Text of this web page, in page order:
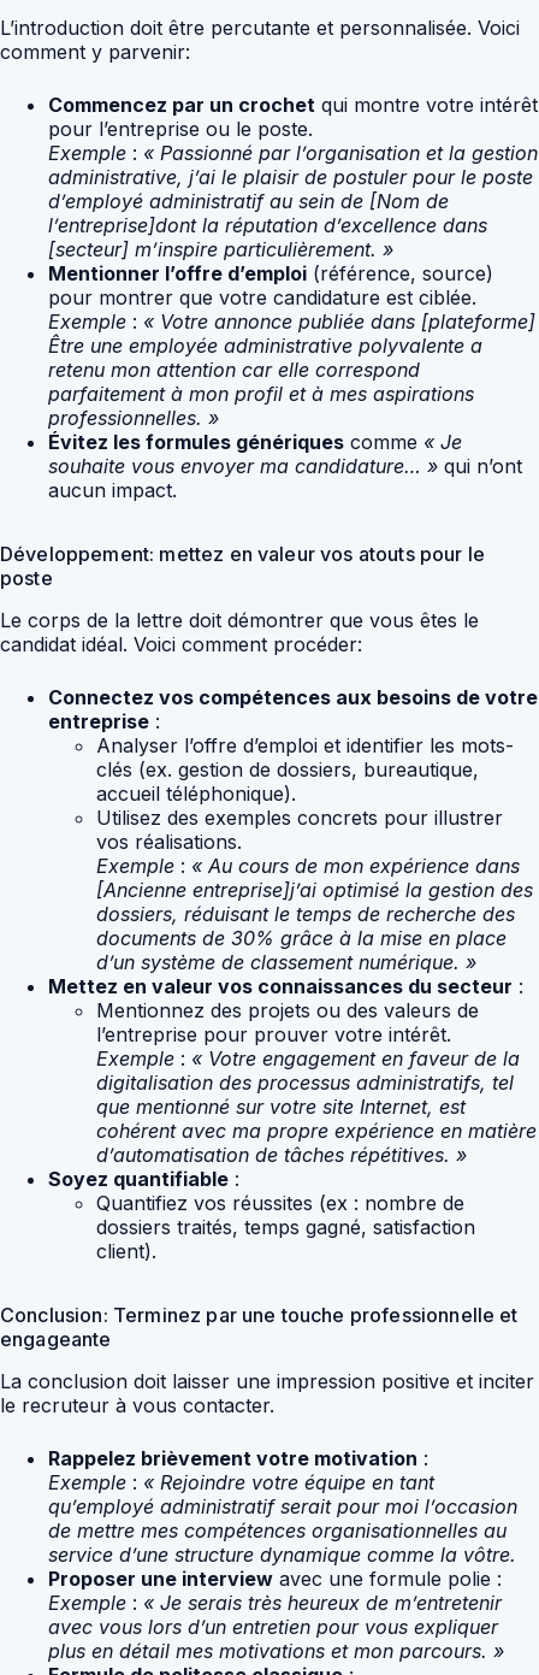
L’introduction doit être percutante et personnalisée. Voici
comment y parvenir:
Commencez par un crochet qui montre votre intérêt
pour l’entreprise ou le poste.
Exemple : « Passionné par l’organisation et la gestion
administrative, j’ai le plaisir de postuler pour le poste
d’employé administratif au sein de [Nom de
l’entreprise]dont la réputation d’excellence dans
[secteur] m’inspire particulièrement. »
Mentionner l’offre d’emploi (référence, source)
pour montrer que votre candidature est ciblée.
Exemple : « Votre annonce publiée dans [plateforme]
Être une employée administrative polyvalente a
retenu mon attention car elle correspond
parfaitement à mon profil et à mes aspirations
professionnelles. »
Évitez les formules génériques comme « Je
souhaite vous envoyer ma candidature… » qui n’ont
aucun impact.
Développement: mettez en valeur vos atouts pour le
poste
Le corps de la lettre doit démontrer que vous êtes le
candidat idéal. Voici comment procéder:
Connectez vos compétences aux besoins de votre
entreprise :
Analyser l’offre d’emploi et identifier les mots-
clés (ex. gestion de dossiers, bureautique,
accueil téléphonique).
Utilisez des exemples concrets pour illustrer
vos réalisations.
Exemple : « Au cours de mon expérience dans
[Ancienne entreprise]j’ai optimisé la gestion des
dossiers, réduisant le temps de recherche des
documents de 30% grâce à la mise en place
d’un système de classement numérique. »
Mettez en valeur vos connaissances du secteur :
Mentionnez des projets ou des valeurs de
l’entreprise pour prouver votre intérêt.
Exemple : « Votre engagement en faveur de la
digitalisation des processus administratifs, tel
que mentionné sur votre site Internet, est
cohérent avec ma propre expérience en matière
d’automatisation de tâches répétitives. »
Soyez quantifiable :
Quantifiez vos réussites (ex : nombre de
dossiers traités, temps gagné, satisfaction
client).
Conclusion: Terminez par une touche professionnelle et
engageante
La conclusion doit laisser une impression positive et inciter
le recruteur à vous contacter.
Rappelez brièvement votre motivation :
Exemple : « Rejoindre votre équipe en tant
qu’employé administratif serait pour moi l’occasion
de mettre mes compétences organisationnelles au
service d’une structure dynamique comme la vôtre.
Proposer une interview avec une formule polie :
Exemple : « Je serais très heureux de m’entretenir
avec vous lors d’un entretien pour vous expliquer
plus en détail mes motivations et mon parcours. »